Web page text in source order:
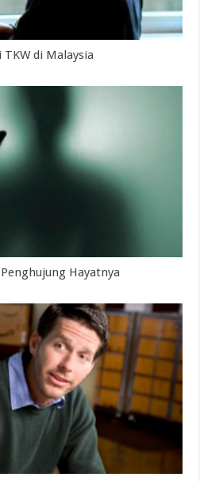
di Malaysia
Penghujung Hayatnya